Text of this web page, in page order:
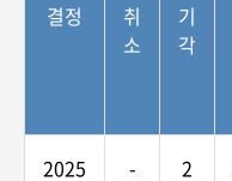
결정
취
소
기
각
2025
- 2